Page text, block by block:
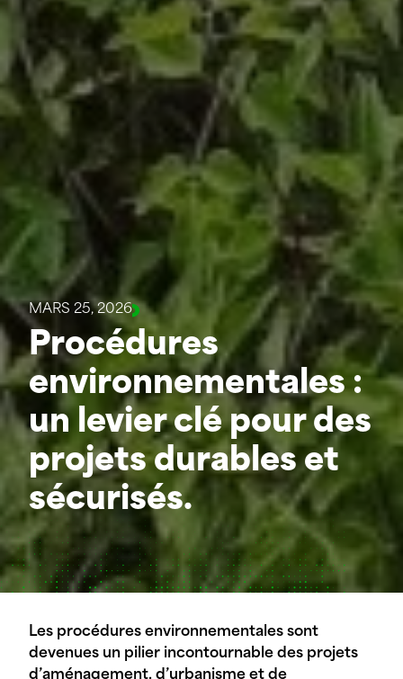
MARS 25, 2026
Procédures
environnementales :
un levier clé pour des
projets durables et
sécurisés.
Les procédures environnementales sont
devenues un pilier incontournable des projets
d’aménagement, d’urbanisme et de